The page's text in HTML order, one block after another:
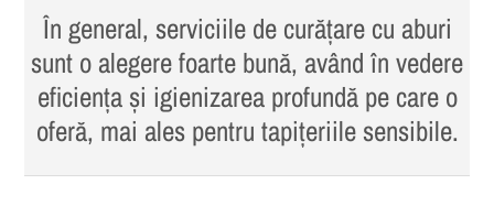
În general, serviciile de curățare cu aburi
sunt o alegere foarte bună, având în vedere
eficiența și igienizarea profundă pe care o
oferă, mai ales pentru tapițeriile sensibile.